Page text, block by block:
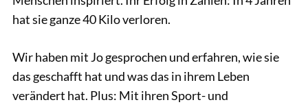
hat sie ganze 40 Kilo verloren.
Wir haben mit Jo gesprochen und erfahren, wie sie
das geschafft hat und was das in ihrem Leben
verändert hat. Plus: Mit ihren Sport- und